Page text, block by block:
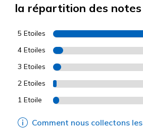
la répartition des notes
5 Etoiles
4 Etoiles
3 Etoiles
2 Etoiles
1 Etoile
Comment nous collectons